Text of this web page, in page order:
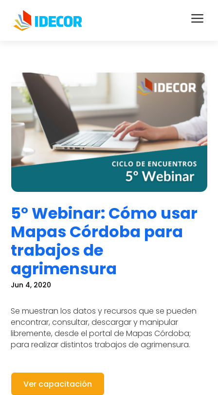
a
5° Webinar: Cómo usar
Mapas Córdoba para
trabajos de
agrimensura
Jun 4, 2020
Se muestran los datos y recursos que se pueden
encontrar, consultar, descargar y manipular
libremente, desde el portal de Mapas Córdoba;
para realizar distintos trabajos de agrimensura.
Ver capacitación